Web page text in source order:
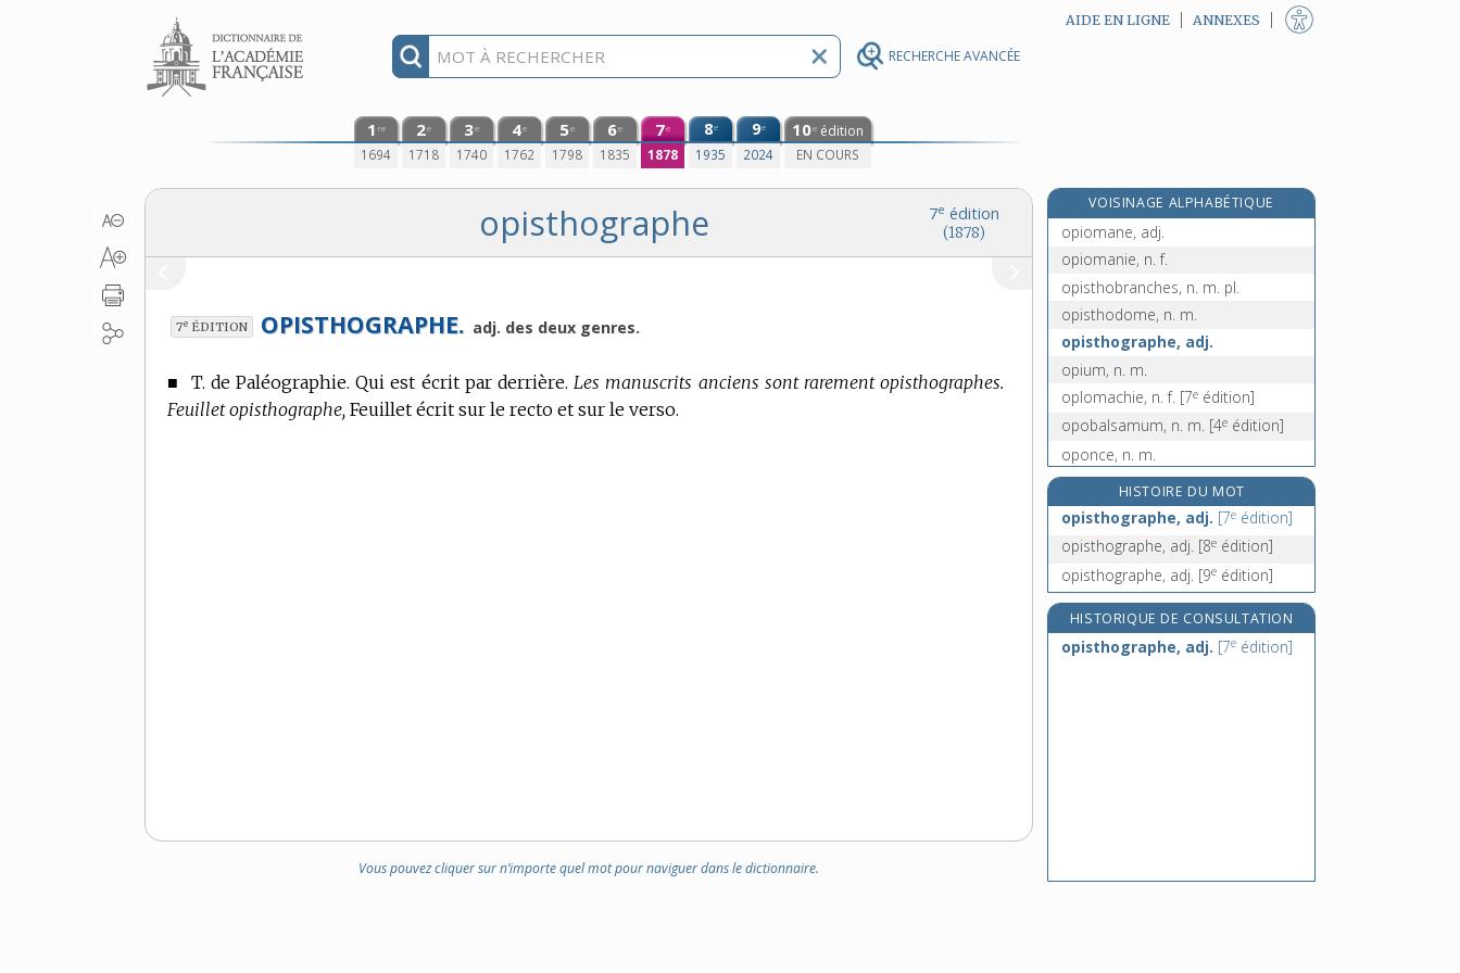
RECHERCHE AVANCÉE
Aller au contenu AIDE EN LIGNE ANNEXES
1 re
1694
2e
1718
3e
1740
4e
1762
5e
1798
6e
1835
7e
1878
8e
1935
9e
2024
10e édition
EN COURS
7e édition
(1878)
opisthographe
7e ÉDITION OPISTHOGRAPHE. adj. des deux genres.
■ T. de Paléographie. Qui est écrit par derrière. Les manuscrits anciens sont rarement opisthographes.
Feuillet opisthographe, Feuillet écrit sur le recto et sur le verso.
Vous pouvez cliquer sur n’importe quel mot pour naviguer dans le dictionnaire.
VOISINAGE ALPHABÉTIQUE
opioïde, adj.
opiomane, adj.
opiomanie, n. f.
opisthobranches, n. m. pl.
opisthodome, n. m.
opisthographe, adj.
opium, n. m.
oplomachie, n. f. [7e édition]
opobalsamum, n. m. [4e édition]
oponce, n. m.
opopanax, n. m.
opossum, n. m.
opothérapie, n. f.
oppidum, n. m.
opportun, -une, adj.
HISTOIRE DU MOT
opisthographe, adj. [7e édition]
opisthographe, adj. [8e édition]
opisthographe, adj. [9e édition]
HISTORIQUE DE CONSULTATION
opisthographe, adj. [7e édition]